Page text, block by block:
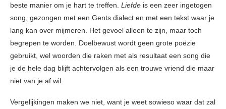
beste manier om je hart te treffen. Liefde is een zeer ingetogen
song, gezongen met een Gents dialect en met een tekst waar je
lang kan over mijmeren. Het gevoel alleen te zijn, maar toch
begrepen te worden. Doelbewust wordt geen grote poëzie
gebruikt, wel woorden die raken met als resultaat een song die
je de hele dag blijft achtervolgen als een trouwe vriend die maar
niet van je af wil.
Vergelijkingen maken we niet, want je weet sowieso waar dat zal